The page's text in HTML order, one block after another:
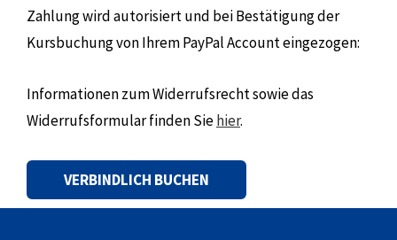
Zahlung wird autorisiert und bei Bestätigung der
Kursbuchung von Ihrem PayPal Account eingezogen:
Informationen zum Widerrufsrecht sowie das
Widerrufsformular finden Siehier.